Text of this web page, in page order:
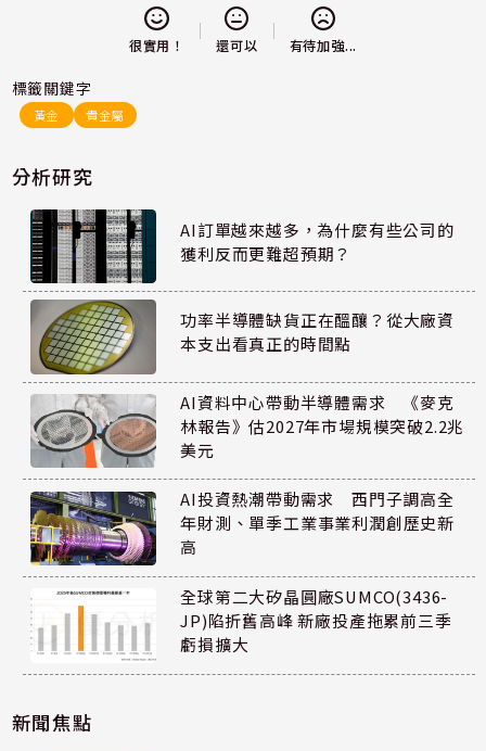
很實用！ 還可以 有待加強...
標籤關鍵字
黃金 貴金屬
分析研究
AI訂單越來越多，為什麼有些公司的
獲利反而更難超預期？
功率半導體缺貨正在醞釀？從大廠資
本支出看真正的時間點
AI資料中心帶動半導體需求 《麥克
林報告》估2027年市場規模突破2.2兆
美元
AI投資熱潮帶動需求 西門子調高全
年財測、單季工業事業利潤創歷史新
高
全球第二大矽晶圓廠SUMCO(3436-
JP)陷折舊高峰 新廠投產拖累前三季
虧損擴大
新聞焦點